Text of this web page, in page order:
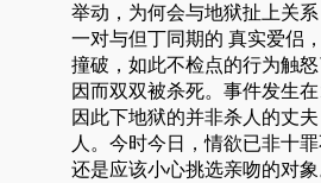
举动，为何会与地狱扯上关
一对与但丁同期的 真实爱侣
撞破，如此不检点的行为触怒
因而双双被杀死。事件发生
因此下地狱的并非杀人的丈
人。今时今日，情欲已非十
还是应该小心挑选亲吻的对象